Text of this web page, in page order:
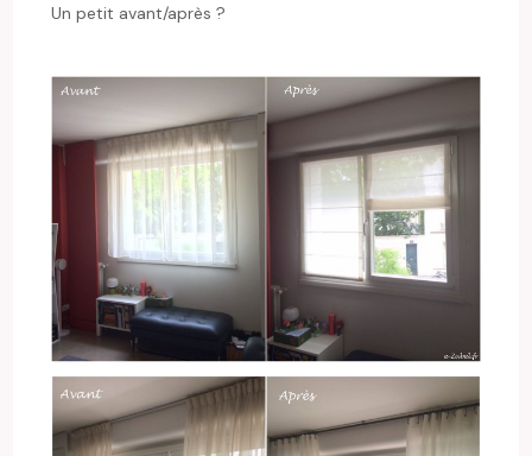
Un petit avant/après ?